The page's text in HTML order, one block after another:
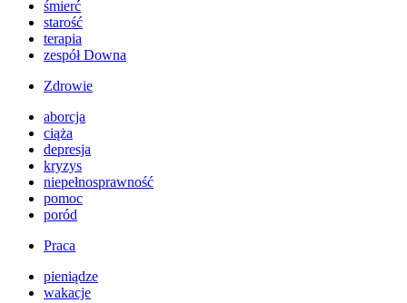
śmierć
starość
terapia
zespół Downa
Zdrowie
aborcja
ciąża
depresja
kryzys
niepełnosprawność
pomoc
poród
Praca
pieniądze
wakacje